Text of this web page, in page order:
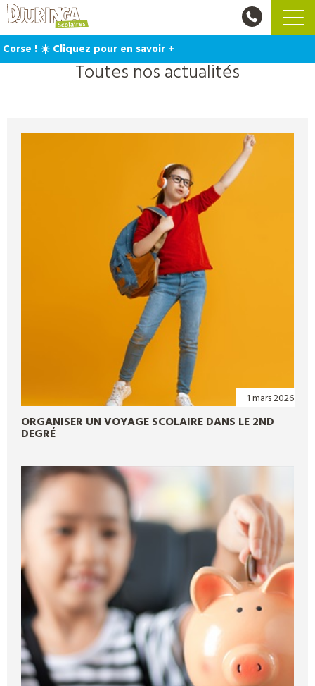
pour en savoir +
Toutes nos actualités
1 mars 2026
ORGANISER UN VOYAGE SCOLAIRE DANS LE 2ND
DEGRÉ